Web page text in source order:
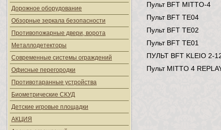
Дорожное оборудование
Обзорные зеркала безопасности
Противопожарные двери, ворота
Металлодетекторы
Современные системы ограждений
Офисные перегородки
Противотаранные устройства
Биометрические СКУД
Детские игровые площадки
АКЦИЯ
ПультBFT MITTO-4
ПультBFT TE04
ПультBFT TE02
ПультBFT TE01
ПУЛЬТ BFT KLEIO 2-
ПультMITTO 4